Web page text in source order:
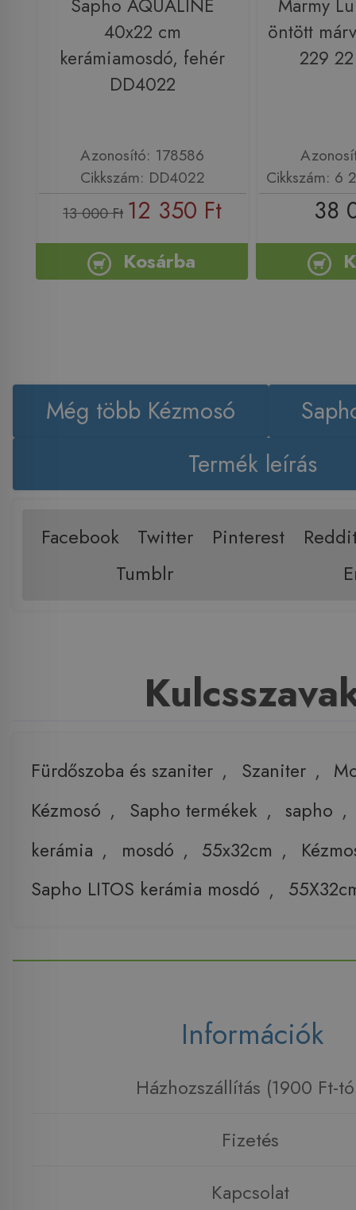
Sapho AQUALINE
40x22 cm
kerámiamosdó, fehér
DD4022
Azonosító: 178586
Cikkszám: DD4022
13 000 Ft 12 350 Ft
Kosárba
Marmy
öntött
229
Cikkszám: 6
38
Még több Kézmosó
Termék leírás
Facebook Twitter Pinterest
Tumblr
Fürdőszoba és szaniter , Szaniter ,
Kézmosó , Sapho termékek , sapho ,
kerámia , mosdó , 55x32cm ,
Sapho LITOS kerámia mosdó ,
Információk
Házhozszállítás (1900 Ft-
Fizetés
Kapcsolat